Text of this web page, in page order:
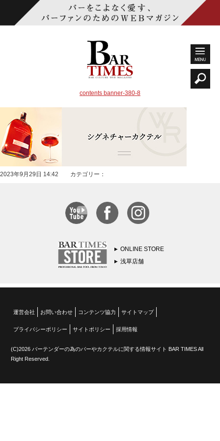
contents banner-380-8
2023年9月29日 14:42 カテゴリー：
ONLINE STORE
浅草店舗
運営会社 お問い合わせ コンテンツ協力 サイトマップ
プライバシーポリシー サイトポリシー 採用情報
(C)2026 バーテンダーの為のバーやカクテルに関する情報サイト BAR TIMES All
Right Reserved.